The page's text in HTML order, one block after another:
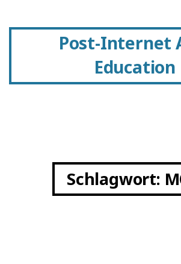
Post-Internet
Education
Schlagwort: